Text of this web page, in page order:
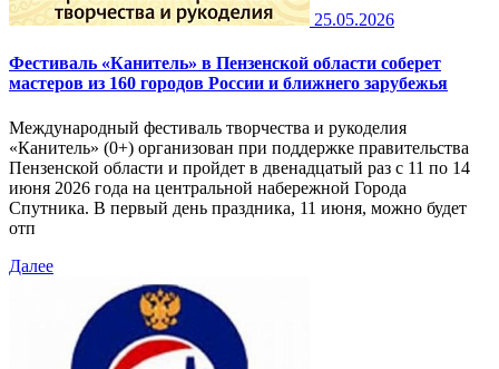
25.05.2026
Фестиваль «Канитель» в Пензенской области соберет
мастеров из 160 городов России и ближнего зарубежья
Международный фестиваль творчества и рукоделия
«Канитель» (0+) организован при поддержке правительства
Пензенской области и пройдет в двенадцатый раз с 11 по 14
июня 2026 года на центральной набережной Города
Спутника. В первый день праздника, 11 июня, можно будет
отп
Далее